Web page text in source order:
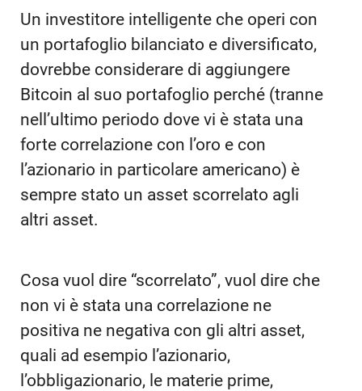
Un investitore intelligente che operi con
un portafoglio bilanciato e diversificato,
dovrebbe considerare di aggiungere
Bitcoin al suo portafoglio perché (tranne
nell’ultimo periodo dove vi è stata una
forte correlazione con l’oro e con
l’azionario in particolare americano) è
sempre stato un asset scorrelato agli
altri asset.
Cosa vuol dire “scorrelato”, vuol dire che
non vi è stata una correlazione ne
positiva ne negativa con gli altri asset,
quali ad esempio l’azionario,
l’obbligazionario, le materie prime,